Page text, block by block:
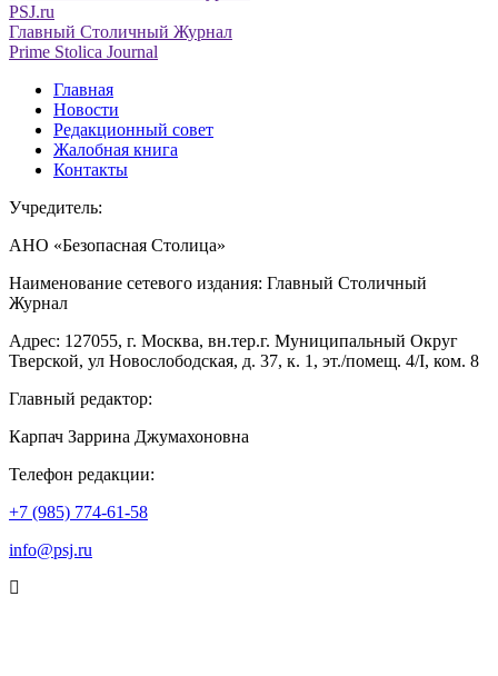
PSJ.ru
Главный Столичный Журнал
Prime Stolica Journal
Главная
Новости
Редакционный совет
Жалобная книга
Контакты
Учредитель:
АНО «Безопасная Столица»
Наименование сетевого издания: Главный Столичный
Журнал
Адрес: 127055, г. Москва, вн.тер.г. Муниципальный Округ
Тверской, ул Новослободская, д. 37, к. 1, эт./помещ. 4/I, ком. 8
Главный редактор:
Карпач Заррина Джумахоновна
Телефон редакции:
+7 (985) 774-61-58
info@psj.ru